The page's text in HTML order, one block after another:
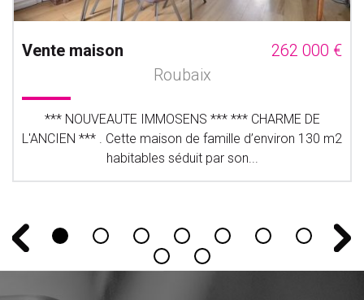
Vente maison
262 000 €
Roubaix
*** NOUVEAUTE IMMOSENS *** *** CHARME DE
L'ANCIEN *** . Cette maison de famille d’environ 130 m2
habitables séduit par son...